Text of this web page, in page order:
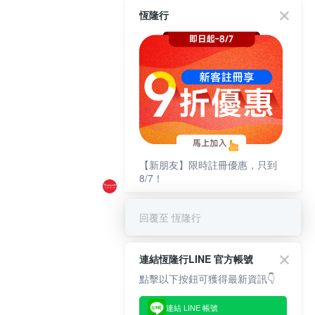
恆隆行
【新朋友】限時註冊優惠，只到
8/7！
回覆至 恆隆行
連結恆隆行LINE 官方帳號
點擊以下按鈕可獲得最新資訊👇
連結 LINE 帳號